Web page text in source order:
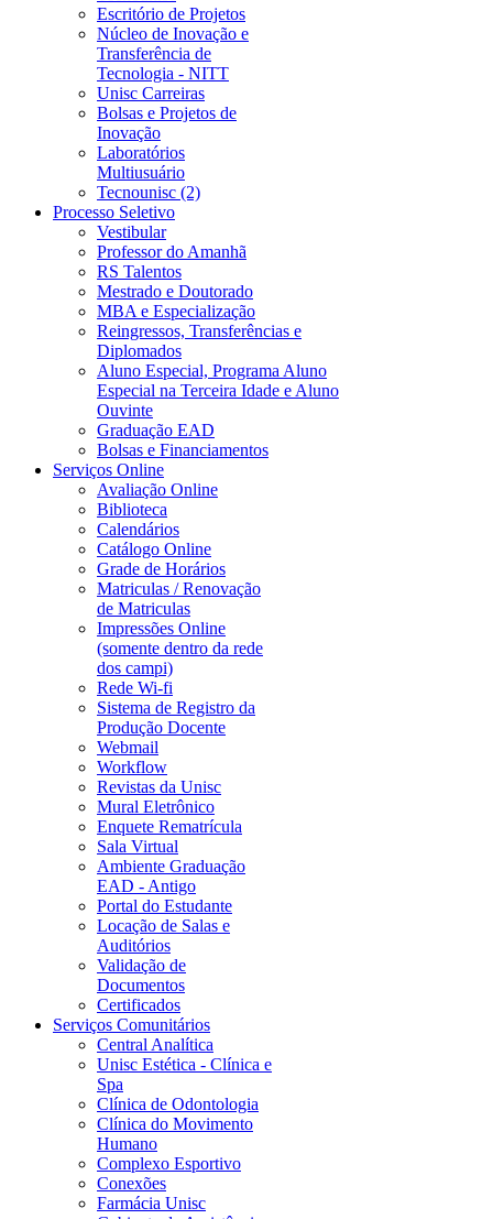
Escritório de Projetos
Núcleo de Inovação e
Transferência de
Tecnologia - NITT
Unisc Carreiras
Bolsas e Projetos de
Inovação
Laboratórios
Multiusuário
Tecnounisc (2)
Processo Seletivo
Vestibular
Professor do Amanhã
RS Talentos
Mestrado e Doutorado
MBA e Especialização
Reingressos, Transferências e
Diplomados
Aluno Especial, Programa Aluno
Especial na Terceira Idade e Aluno
Ouvinte
Graduação EAD
Bolsas e Financiamentos
Serviços Online
Avaliação Online
Biblioteca
Calendários
Catálogo Online
Grade de Horários
Matriculas / Renovação
de Matriculas
Impressões Online
(somente dentro da rede
dos campi)
Rede Wi-fi
Sistema de Registro da
Produção Docente
Webmail
Workflow
Revistas da Unisc
Mural Eletrônico
Enquete Rematrícula
Sala Virtual
Ambiente Graduação
EAD - Antigo
Portal do Estudante
Locação de Salas e
Auditórios
Validação de
Documentos
Certificados
Serviços Comunitários
Central Analítica
Unisc Estética - Clínica e
Spa
Clínica de Odontologia
Clínica do Movimento
Humano
Complexo Esportivo
Conexões
Farmácia Unisc